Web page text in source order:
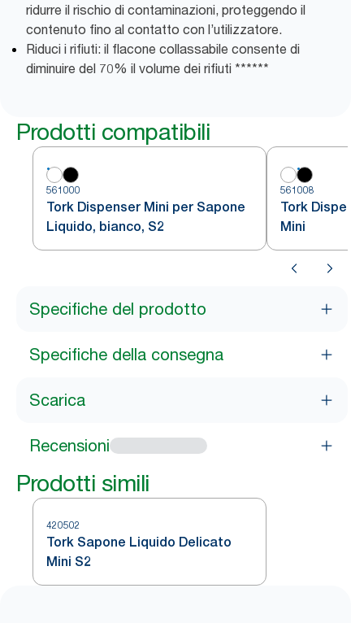
ridurre il rischio di contaminazioni, proteggendo il
contenuto fino al contatto con l’utilizzatore.
Riduci i rifiuti: il flacone collassabile consente di
diminuire del 70% il volume dei rifiuti ******
Prodotti compatibili
561000
Tork Dispenser Mini per Sapone
Liquido, bianco, S2
561008
Tork
Mini
Specifiche del prodotto
Specifiche della consegna
Scarica
Recensioni
Prodotti simili
420502
Tork Sapone Liquido Delicato
Mini S2